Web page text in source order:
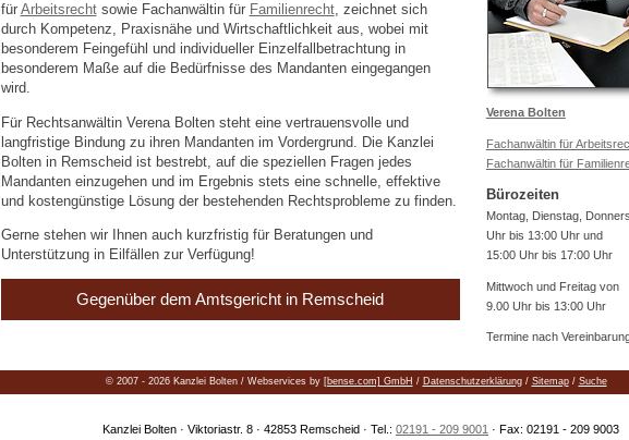
für Arbeitsrechtsowie Fachanwältin für Familienrecht, zeichnet sich
durch Kompetenz, Praxisnähe und Wirtschaftlichkeit aus, wobei mit
besonderem Feingefühl und individueller Einzelfallbetrachtung in
besonderem Maße auf die Bedürfnisse des Mandanten eingegangen
wird.
Für Rechtsanwältin Verena Bolten steht eine vertrauensvolle und
langfristige Bindung zu ihren Mandanten im Vordergrund. Die Kanzlei
Bolten in Remscheid ist bestrebt, auf die speziellen Fragen jedes
Mandanten einzugehen und im Ergebnis stets eine schnelle, effektive
und kostengünstige Lösung der bestehenden Rechtsprobleme zu finden.
Gerne stehen wir Ihnen auch kurzfristig für Beratungen und
Unterstützung in Eilfällen zur Verfügung!
Gegenüber dem Amtsgericht in Remscheid
Verena Bolten
Fachanwältin für
Fachanwältin für
Bürozeiten
Montag, Dienstag,
Uhr bis 13:00 Uhr und
15:00 Uhr bis 17:00 Uhr
Mittwoch und Freitag von
9.00 Uhr bis 13:00 Uhr
Termine nach
© 2007 - 2026 Kanzlei Bolten / Webservices by [bense.com] GmbH / Datenschutzerklärung/ Sitemap/ Suche
Kanzlei Bolten · Viktoriastr. 8 · 42853 Remscheid · Tel.: 02191 - 209 9001 · Fax: 02191 - 209 9003